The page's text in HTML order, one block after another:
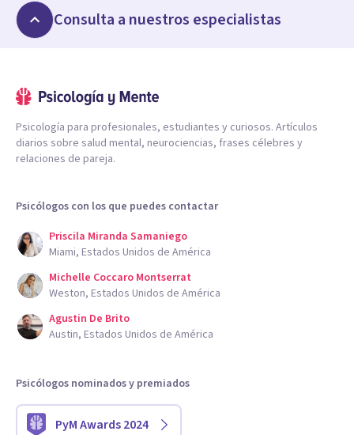
Consulta a nuestros especialistas
Psicología para profesionales, estudiantes y curiosos. Artículos
diarios sobre salud mental, neurociencias, frases célebres y
relaciones de pareja.
Psicólogos con los que puedes contactar
Priscila Miranda Samaniego
Miami, Estados Unidos de América
Michelle Coccaro Montserrat
Weston, Estados Unidos de América
Agustin De Brito
Austin, Estados Unidos de América
Psicólogos nominados y premiados
PyM Awards 2024